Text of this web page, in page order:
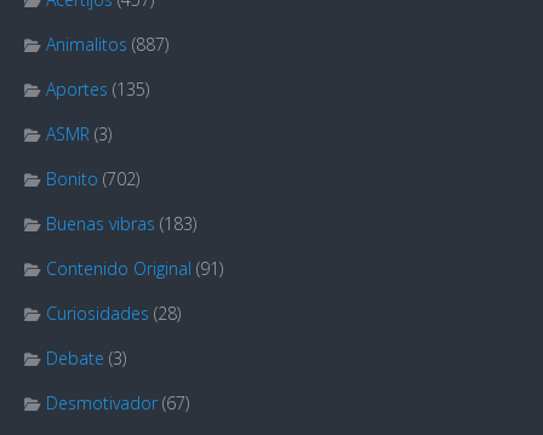
Animalitos (887)
Aportes (135)
ASMR (3)
Bonito (702)
Buenas vibras (183)
Contenido Original (91)
Curiosidades (28)
Debate (3)
Desmotivador (67)